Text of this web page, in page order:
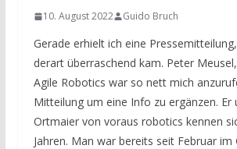
10. August 2022 Guido Bruch
Gerade erhielt ich eine
derart überraschend kam. Peter
Agile Robotics war so nett mich
Mitteilung um eine Info zu ergänzen. Er
Ortmaier von voraus robotics kennen
Jahren. Man war bereits seit Februar im